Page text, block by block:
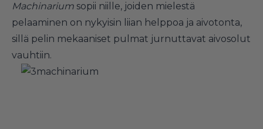
Machinarium sopii niille, joiden mielestä
pelaaminen on nykyisin liian helppoa ja aivotonta,
sillä pelin mekaaniset pulmat jurnuttavat aivosolut
vauhtiin.